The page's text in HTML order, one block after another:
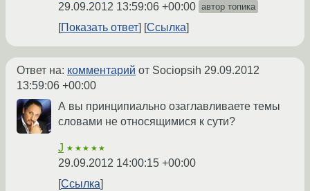
29.09.2012 13:59:06 +00:00 автор топика
Показать ответ Ссылка
Ответ на: комментарий от Sociopsih 29.09.2012
13:59:06 +00:00
А вы принципиально озаглавливаете темы
словами не относящимися к сути?
J ★★★★★
29.09.2012 14:00:15 +00:00
Ссылка